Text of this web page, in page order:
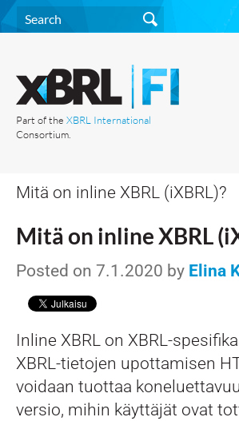
Part of the XBRL International
Consortium.
Mitä on inline XBRL (iXBRL)?
Mitä on inline XBRL
Posted on 7.1.2020 by Elina
Inline XBRL on XBRL-
XBRL-tietojen upottamisen
voidaan tuottaa
versio, mihin käyttäjät ovat